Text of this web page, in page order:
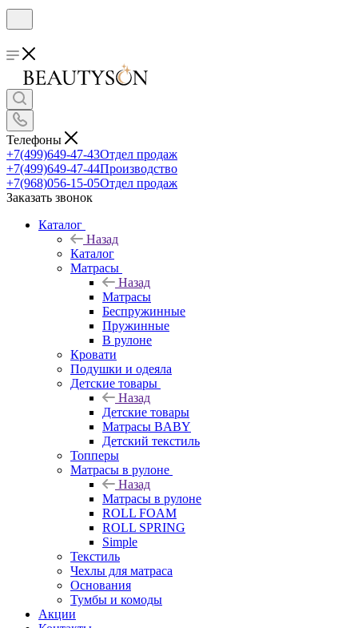
Телефоны
+7(499)649-47-43Отдел продаж
+7(499)649-47-44Производство
+7(968)056-15-05Отдел продаж
Заказать звонок
Каталог
Назад
Каталог
Матрасы
Назад
Матрасы
Беспружинные
Пружинные
В рулоне
Кровати
Подушки и одеяла
Детские товары
Назад
Детские товары
Матрасы BABY
Детский текстиль
Топперы
Матрасы в рулоне
Назад
Матрасы в рулоне
ROLL FOAM
ROLL SPRING
Simple
Текстиль
Чехлы для матраса
Основания
Тумбы и комоды
Акции